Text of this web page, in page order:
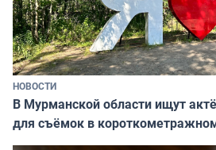
НОВОСТИ
В Мурманской области ищут
для съёмок в